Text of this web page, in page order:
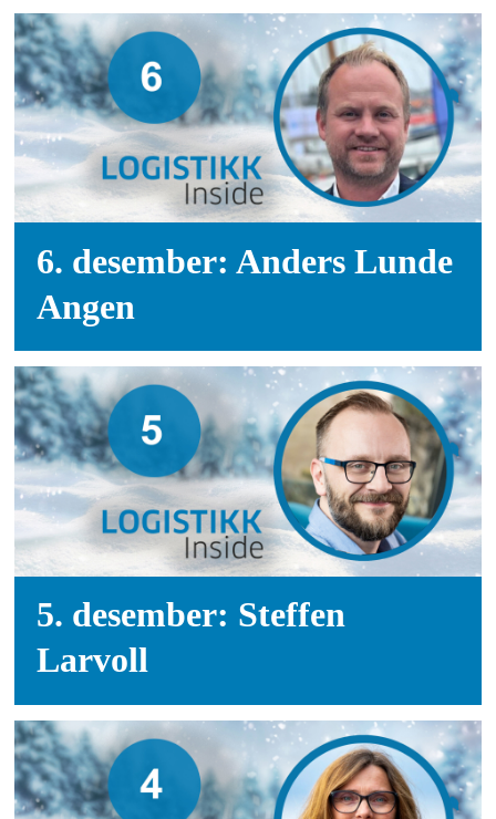
6. desember: Anders Lunde
Angen
5. desember: Steffen
Larvoll